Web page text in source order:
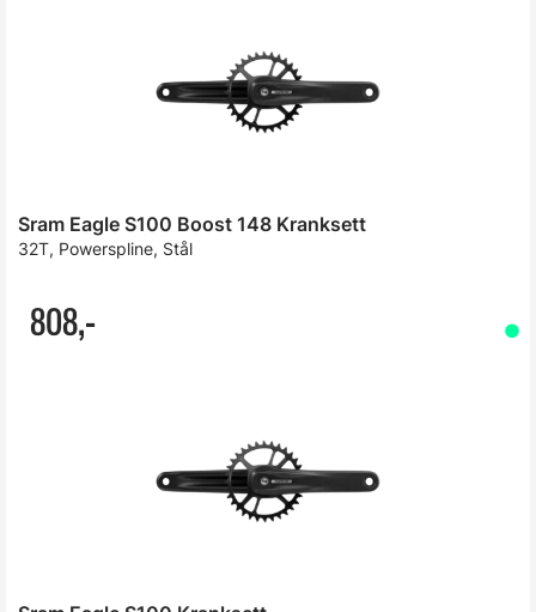
Sram Eagle S100 Boost 148 Kranksett
32T, Powerspline, Stål
808,-